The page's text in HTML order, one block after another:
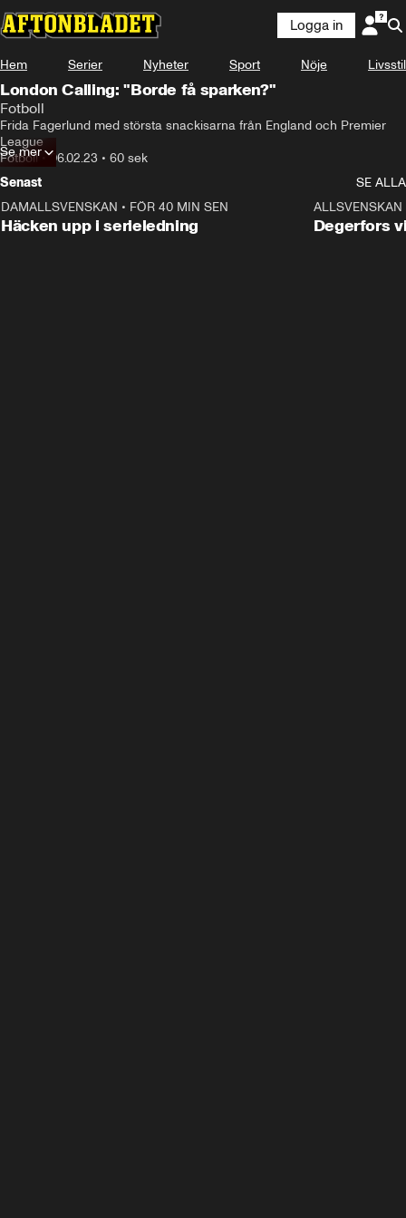
Logga in
Hem Serier Nyheter Sport Nöje Livsstil
London Calling: "Borde få sparken?"
Fotboll
Frida Fagerlund med största snackisarna från England och Premier
League
Fotboll•06.02.23 • 60 sek
Se mer
Senast
SE ALLA
DAMALLSVENSKAN • FÖR 40 MIN SEN
Häcken upp i serieledning
ALLSVENSKAN
Degerfors